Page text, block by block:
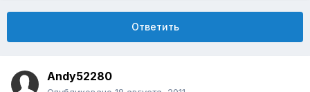
Ответить
Andy52280